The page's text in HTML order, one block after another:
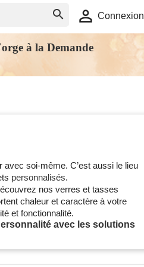
  Connexion
à la Demande
avec soi-même. C’est aussi le lieu
personnalisés.
nos verres et tasses
chaleur et caractère à votre
et fonctionnalité.
avec les solutions